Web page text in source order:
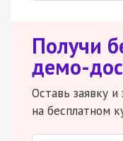
Получи
демо-
Оставь заявку
на бесплатном